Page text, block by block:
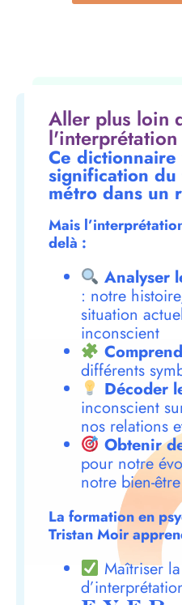
Aller plus loin
l'interprétation
Ce
signification
métro dans un
Mais
delà :
Analyser
: notre
situation
inconscient
différents
Décoder
inconscient
nos relations
Obtenir
pour notre
notre bien-être
La formation en
Tristan Moir
Maîtriser